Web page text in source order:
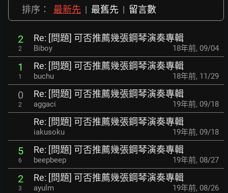
排序： 最新先 | 最舊先 | 留言數
2
2
Re: [問題] 可否推薦幾張鋼琴演奏專輯
Biboy 18年前, 09/04
1
1
Re: [問題] 可否推薦幾張鋼琴演奏專輯
buchu 18年前, 11/29
0
2
Re: [問題] 可否推薦幾張鋼琴演奏專輯
aggaci 19年前, 09/18
Re: [問題] 可否推薦幾張鋼琴演奏專輯
iakusoku 19年前, 09/18
5
6
Re: [問題] 可否推薦幾張鋼琴演奏專輯
beepbeep 19年前, 08/27
2
3
Re: [問題] 可否推薦幾張鋼琴演奏專輯
ayulm 19年前, 08/26